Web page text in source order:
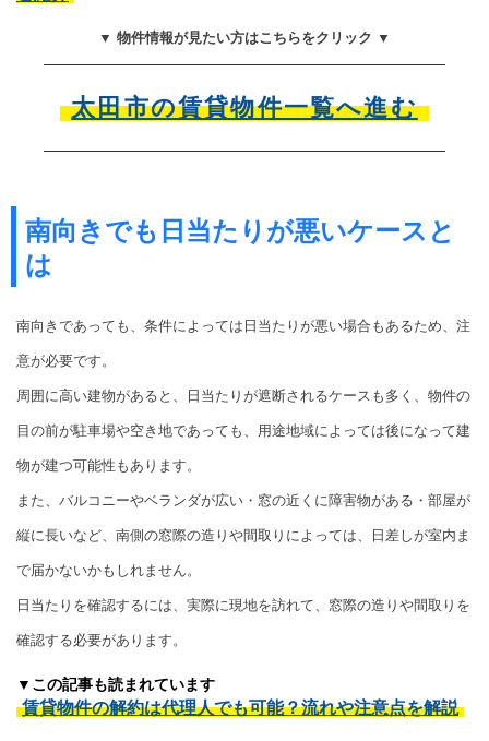
▼ 物件情報が見たい方はこちらをクリック ▼
太田市の賃貸物件一覧へ進む
南向きでも日当たりが悪いケースと
は
南向きであっても、条件によっては日当たりが悪い場合もあるため、注
意が必要です。
周囲に高い建物があると、日当たりが遮断されるケースも多く、物件の
目の前が駐車場や空き地であっても、用途地域によっては後になって建
物が建つ可能性もあります。
また、バルコニーやベランダが広い・窓の近くに障害物がある・部屋が
縦に長いなど、南側の窓際の造りや間取りによっては、日差しが室内ま
で届かないかもしれません。
日当たりを確認するには、実際に現地を訪れて、窓際の造りや間取りを
確認する必要があります。
▼この記事も読まれています
賃貸物件の解約は代理人でも可能？流れや注意点を解説